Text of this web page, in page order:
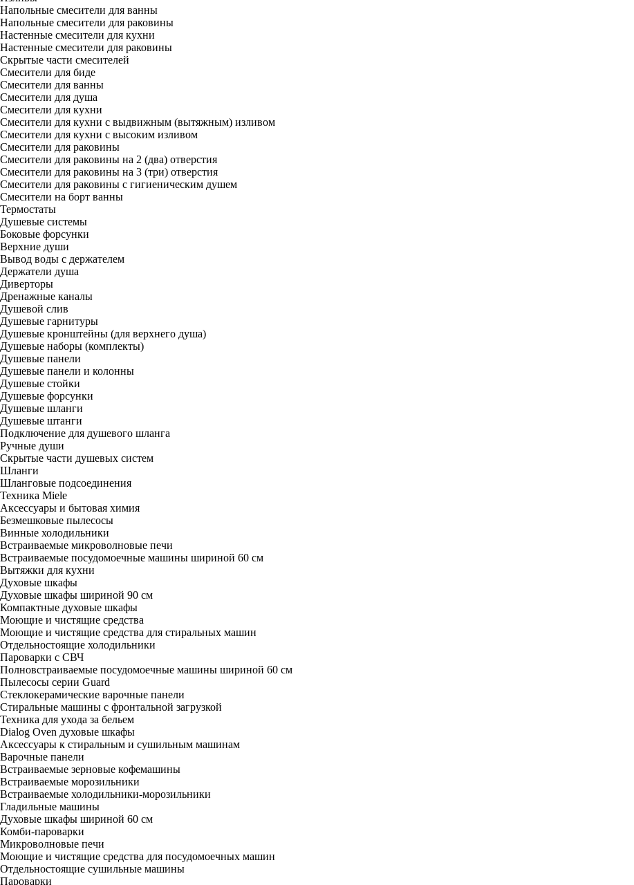
Напольные смесители для ванны
Напольные смесители для раковины
Настенные смесители для кухни
Настенные смесители для раковины
Скрытые части смесителей
Смесители для биде
Смесители для ванны
Смесители для душа
Смесители для кухни
Смесители для кухни с выдвижным (вытяжным) изливом
Смесители для кухни с высоким изливом
Смесители для раковины
Смесители для раковины на 2 (два) отверстия
Смесители для раковины на 3 (три) отверстия
Смесители для раковины с гигиеническим душем
Смесители на борт ванны
Термостаты
Душевые системы
Боковые форсунки
Верхние души
Вывод воды с держателем
Держатели душа
Диверторы
Дренажные каналы
Душевой слив
Душевые гарнитуры
Душевые кронштейны (для верхнего душа)
Душевые наборы (комплекты)
Душевые панели
Душевые панели и колонны
Душевые стойки
Душевые форсунки
Душевые шланги
Душевые штанги
Подключение для душевого шланга
Ручные души
Скрытые части душевых систем
Шланги
Шланговые подсоединения
Техника Miele
Аксессуары и бытовая химия
Безмешковые пылесосы
Винные холодильники
Встраиваемые микроволновые печи
Встраиваемые посудомоечные машины шириной 60 см
Вытяжки для кухни
Духовые шкафы
Духовые шкафы шириной 90 см
Компактные духовые шкафы
Моющие и чистящие средства
Моющие и чистящие средства для стиральных машин
Отдельностоящие холодильники
Пароварки с СВЧ
Полновстраиваемые посудомоечные машины шириной 60 см
Пылесосы серии Guard
Стеклокерамические варочные панели
Стиральные машины с фронтальной загрузкой
Техника для ухода за бельем
Dialog Oven духовые шкафы
Аксессуары к стиральным и сушильным машинам
Варочные панели
Встраиваемые зерновые кофемашины
Встраиваемые морозильники
Встраиваемые холодильники-морозильники
Гладильные машины
Духовые шкафы шириной 60 см
Комби-пароварки
Микроволновые печи
Моющие и чистящие средства для посудомоечных машин
Отдельностоящие сушильные машины
Пароварки